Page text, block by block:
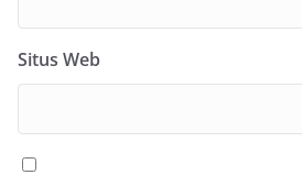
Situs Web